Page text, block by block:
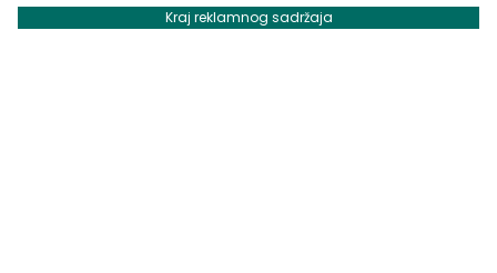
Kraj reklamnog sadržaja